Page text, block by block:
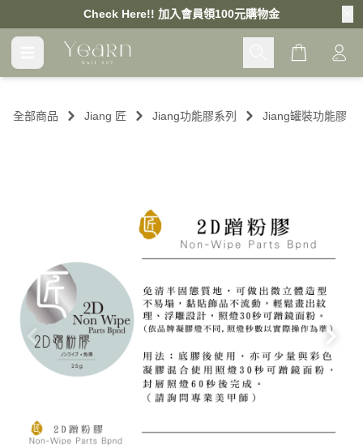
Check Here!! 加入會員領100元購物金
Cart
全部商品 Jiang 匠 Jiang功能膠系列 Jiang罐裝功能膠